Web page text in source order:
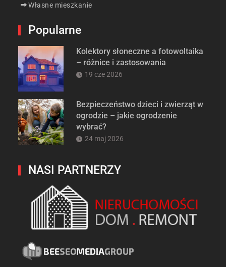
Własne mieszkanie
Popularne
Kolektory słoneczne a fotowoltaika
– różnice i zastosowania
19 cze 2026
Bezpieczeństwo dzieci i zwierząt w
ogrodzie – jakie ogrodzenie
wybrać?
24 maj 2026
NASI PARTNERZY